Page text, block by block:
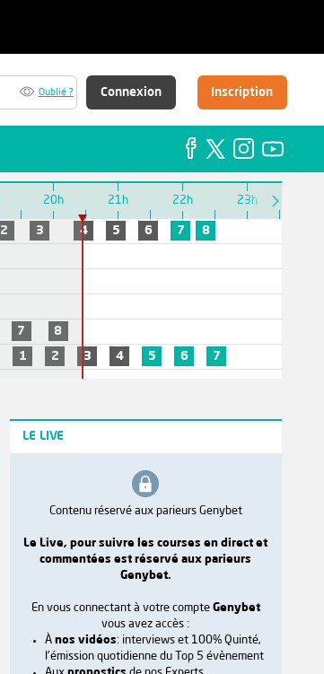
Oublié ? Connexion Inscription
20h 21h 22h 23h
2 3 4 5 6 7
8
7
8
1
2 3 4 5 6 7
LE LIVE
Contenu réservé aux parieurs Genybet
Le Live, pour suivre les courses en direct et
commentées est réservé aux parieurs
Genybet.
En vous connectant à votre compte Genybet
vous avez accès :
À nos vidéos: interviews et 100% Quinté,
l'émission quotidienne du Top 5 évènement